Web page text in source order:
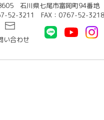
石川県七尾市富岡町94番地
52-3211 FAX：0767-52-3218
い合わせ